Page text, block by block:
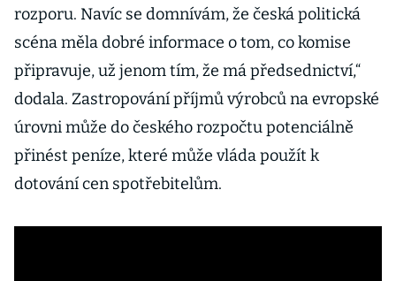
rozporu. Navíc se domnívám, že česká politická
scéna měla dobré informace o tom, co komise
připravuje, už jenom tím, že má předsednictví,“
dodala. Zastropování příjmů výrobců na evropské
úrovni může do českého rozpočtu potenciálně
přinést peníze, které může vláda použít k
dotování cen spotřebitelům.